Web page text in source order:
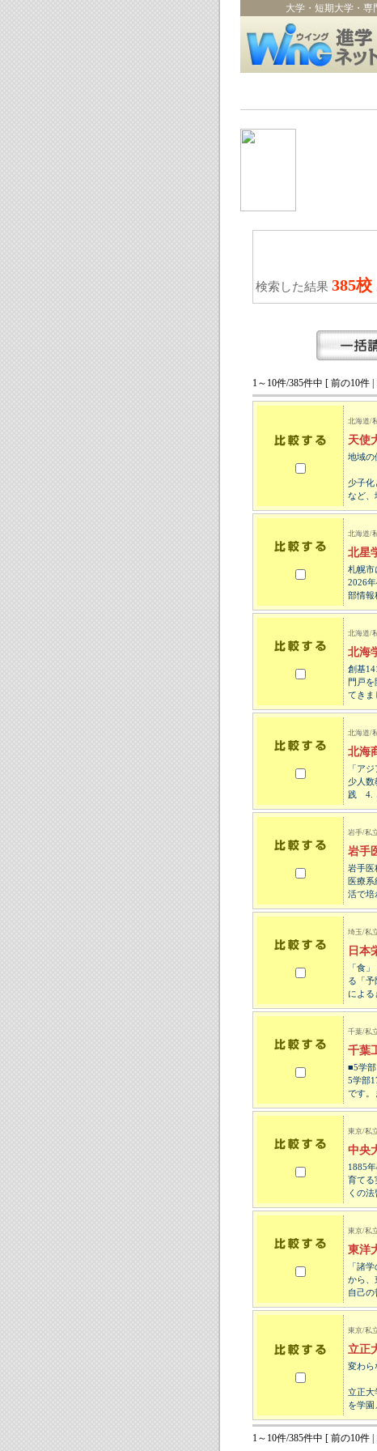
大学・短期大学・専
検索した結果 385校
1～10件/385件中 [ 前の10件 |
北海道/
天使
地域の
少子化
など、
北海道/
北星
札幌市
2026
部情報
北海道/
北海
創基
門戸
てきま
北海道/
北海
「ア
少人数
践 4.
岩手/私
岩手
岩手医
医療系
活で培
埼玉/私
日本
「食
る「
による
千葉/私
千葉
■5学
5学部
です。
東京/私
中央
1885
育てる
くの法
東京/私
東洋
「諸
から、
自己の
東京/私
立正
変わら
立正大
を学園
1～10件/385件中 [ 前の10件 |